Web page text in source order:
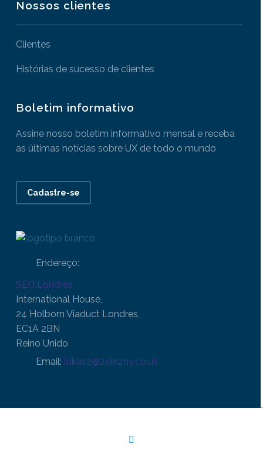
Nossos clientes
Clientes
Histórias de sucesso de clientes
Boletim informativo
Assine nosso boletim informativo mensal e receba
as últimas notícias sobre UX de todo o mundo
Cadastre-se
Endereço:
SEO.Londres
International House,
24 Holborn Viaduct Londres,
EC1A 2BN
Reino Unido
Email: lukasz@zelezny.co.uk